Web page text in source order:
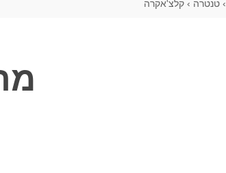
› טנטרה › קלצ'אקרה